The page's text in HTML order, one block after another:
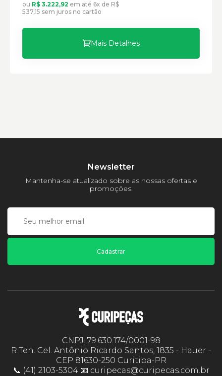
ou R$ 3.222,92 em até 6x de R$
537,15 sem juros no cartão
Mais Detalhes
Newsletter
Mantenha-se atualizado sobre as nossas ofertas e
promoções.
Cadastrar
CNPJ: 79.630.174/0001-98
R Ten. Cel. Antônio Ricardo Santos, 1835 - Hauer -
CEP 81630-250 Curitiba-PR
📞 (41) 2103-5304 📧 curipecas@curipecas.com.br